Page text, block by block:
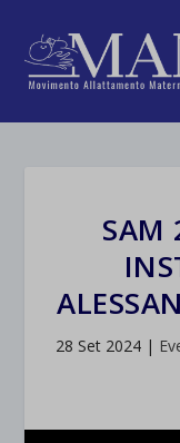
SAM
28 Set 2024 |